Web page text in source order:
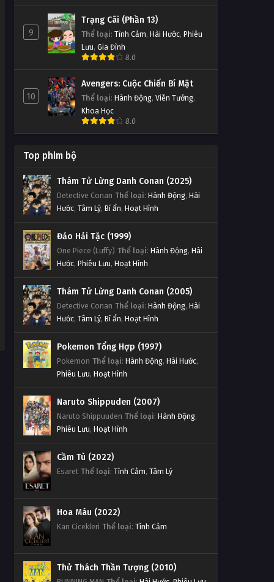
9
Trạng Cãi (Phần 13)
Thể loại: Tình Cảm, Hài Hước, Phiêu
Lưu, Gia Đình
8.0
10
Avengers: Cuộc Chiến Bí Mật
Thể loại: Hành Động, Viễn Tưởng,
Khoa Học
8.0
Top phim bộ
Thám Tử Lừng Danh Conan (2025)
Detective Conan Thể loại: Hành Động, Hài
Hước, Tâm Lý, Bí ẩn, Hoạt Hình
Đảo Hải Tặc (1999)
One Piece (Luffy) Thể loại: Hành Động, Hài
Hước, Phiêu Lưu, Hoạt Hình
Thám Tử Lừng Danh Conan (2005)
Detective Conan Thể loại: Hành Động, Hài
Hước, Tâm Lý, Bí ẩn, Hoạt Hình
Pokemon Tổng Hợp (1997)
Pokemon Thể loại: Hành Động, Hài Hước,
Phiêu Lưu, Hoạt Hình
Naruto Shippuden (2007)
Naruto Shippuuden Thể loại: Hành Động,
Phiêu Lưu, Hoạt Hình
Cầm Tù (2022)
Esaret Thể loại: Tình Cảm, Tâm Lý
Hoa Máu (2022)
Kan Cicekleri Thể loại: Tình Cảm
Thử Thách Thần Tượng (2010)